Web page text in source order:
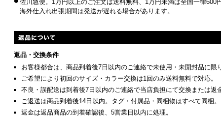
佐川急便。1万円以上のご注文は送料無料、1万円未満は全国一律
海外仕入れ出張期間は発送が遅れる場合があります。
返品・交換条件
お客様都合は、商品到着後7日以内のご連絡で未使用・未開封品に
ご希望により初回のサイズ・カラー交換は1回のみ送料無料で対応。
不良・誤配送は到着後7日以内のご連絡で当店負担にて交換または返
ご返送は商品到着後14日以内。タグ・付属品・同梱物はすべて同梱。
返金は返品商品の到着確認後、5営業日以内に処理。